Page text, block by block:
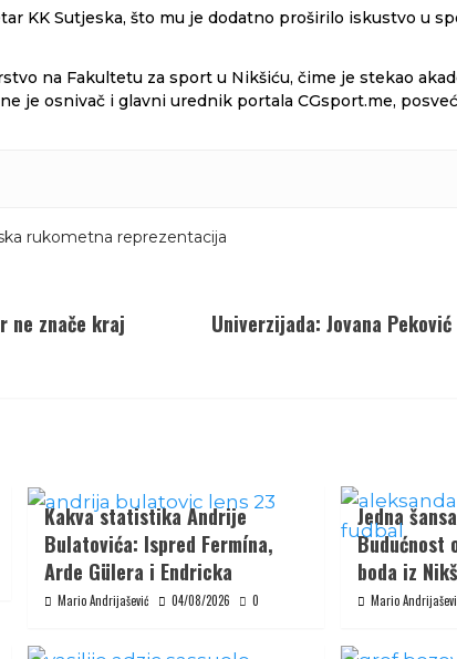
KK Sutjeska, što mu je dodatno proširilo iskustvo u
na Fakultetu za sport u Nikšiću, čime je stekao
je osnivač i glavni urednik portala CGsport.me,
rukometna reprezentacija
ne znače kraj
Univerzijada: Jovana
Kakva statistika Andrije
Bulatovića: Ispred Fermína,
Arde Gülera i Endricka
Mario Andrijašević 04/08/2026 0
Jedna
Budućnost
boda iz
Mario